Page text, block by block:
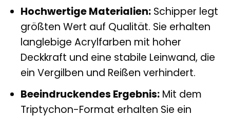
Hochwertige Materialien:Schipper legt
größten Wert auf Qualität. Sie erhalten
langlebige Acrylfarben mit hoher
Deckkraft und eine stabile Leinwand, die
ein Vergilben und Reißen verhindert.
Beeindruckendes Ergebnis:Mit dem
Triptychon-Format erhalten Sie ein